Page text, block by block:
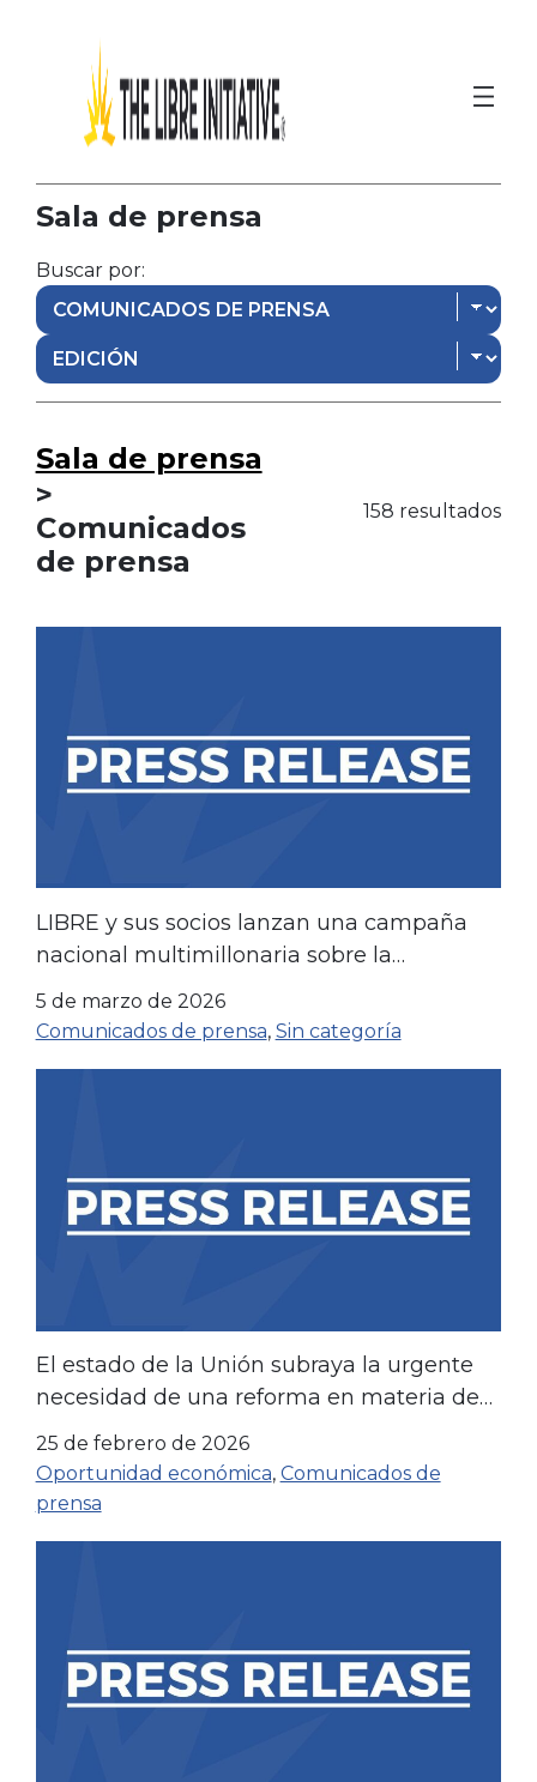
Sala de prensa
Buscar por:
Sala de prensa
>
Comunicados
de prensa
158 resultados
LIBRE y sus socios lanzan una campaña
nacional multimillonaria sobre la
asequibilidad
5 de marzo de 2026
Comunicados de prensa, Sin categoría
El estado de la Unión subraya la urgente
necesidad de una reforma en materia de
vivienda, sanidad y energía.
25 de febrero de 2026
Oportunidad económica, Comunicados de
prensa